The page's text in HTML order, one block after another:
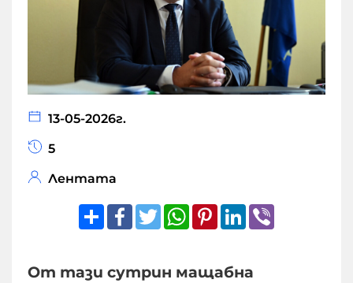
13-05-2026г.
5
Лентата
ShareFacebook
TwitterWhatsApp
Pinterest
LinkedIn
От тази сутрин мащабна